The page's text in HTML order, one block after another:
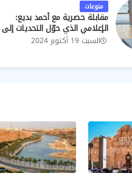
منوعات
مقابلة حصرية مع أحمد بديع:
الإعلامي الذي حوّل التحديات إلى
نجاحات
السبت 19 أكتوبر 2024